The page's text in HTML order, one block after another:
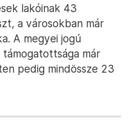
lakóinak 43
a városokban már
A megyei jogú
már
pedig mindössze 23